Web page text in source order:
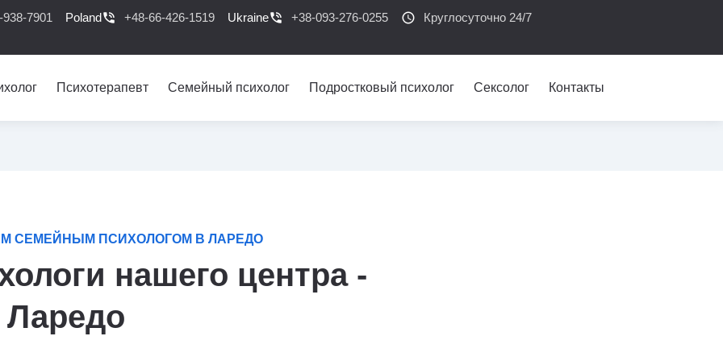
7901 Polandphone_in_talk +48-66-426-1519 Ukrainephone_in_talk +38-093-276-0255 schedule Круглосуточно 24/7
Психотерапевт Семейный психолог Подростковый психолог Сексолог Контакты
СЕМЕЙНЫМ ПСИХОЛОГОМ В ЛАРЕДО
нашего центра -
Ларедо